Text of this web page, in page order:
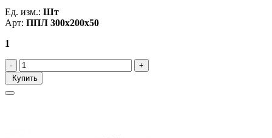
Ед. изм.: Шт
Арт: ППЛ 300х200х50
1
Купить